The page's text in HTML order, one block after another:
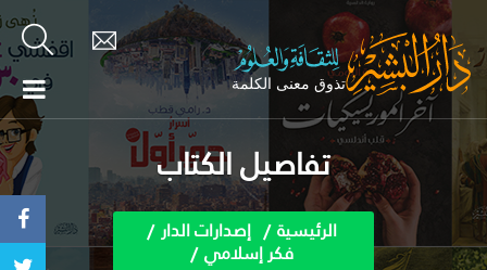
تفاصيل الكتاب
الرئيسية إصدارات الدار
فكر إسلامي